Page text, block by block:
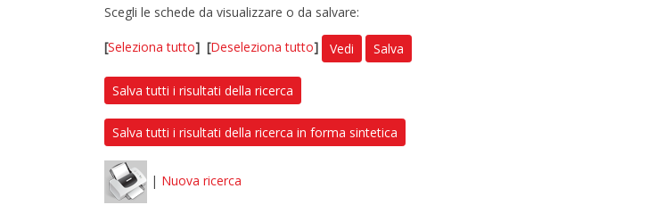
Scegli le schede da visualizzare o da salvare:
[Seleziona tutto] [Deseleziona tutto] Vedi Salva
Salva tutti i risultati della ricerca
Salva tutti i risultati della ricerca in forma sintetica
| Nuova ricerca